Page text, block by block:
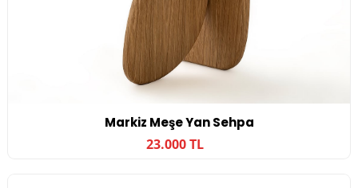
Markiz Meşe Yan Sehpa
23.000 TL